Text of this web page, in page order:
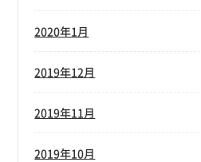
2020年1月
2019年12月
2019年11月
2019年10月